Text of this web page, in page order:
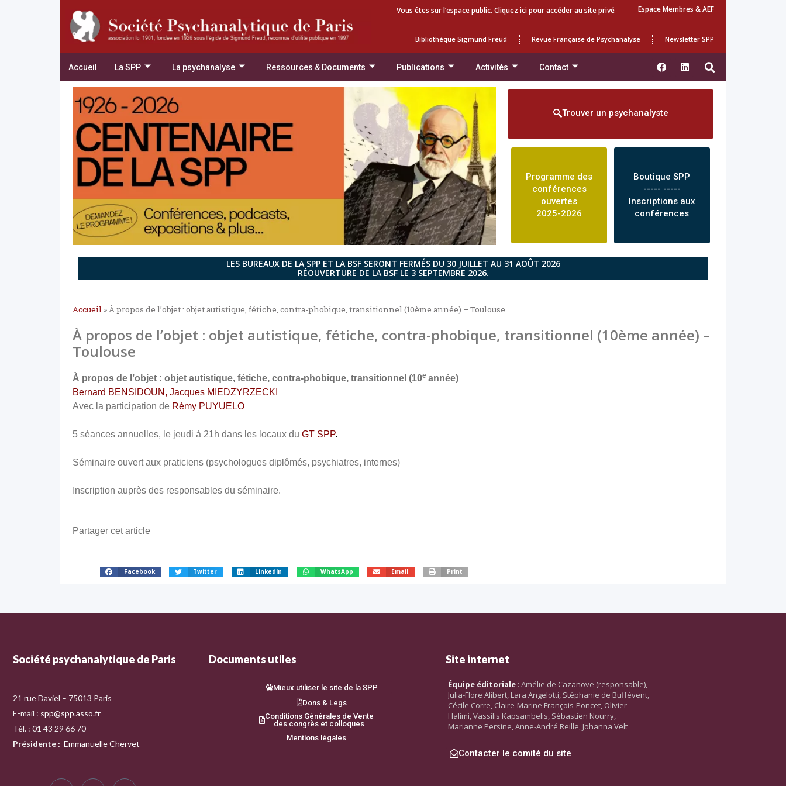
Vous êtes sur l’espace public. Cliquez ici pour accéder au site privé Espace Membres & AEF
Bibliothèque Sigmund Freud Revue Française de Psychanalyse Newsletter SPP
Accueil La SPP La psychanalyse Ressources & Documents Publications Activités Contact
Trouver un psychanalyste
Programme des
conférences
ouvertes
2025-2026
Boutique SPP
----- -----
Inscriptions aux
conférences
LES BUREAUX DE LA SPP ET LA BSF SERONT FERMÉS DU 30 JUILLET AU 31 AOÛT 2026
RÉOUVERTURE DE LA BSF LE 3 SEPTEMBRE 2026.
Accueil »À propos de l’objet : objet autistique, fétiche, contra-phobique, transitionnel (10ème année) – Toulouse
À propos de l’objet : objet autistique, fétiche, contra-phobique, transitionnel (10ème année) –
Toulouse
À propos de l’objet : objet autistique, fétiche, contra-phobique, transitionnel (10e année)
Bernard BENSIDOUN, Jacques MIEDZYRZECKI
Avec la participation de Rémy PUYUELO
5 séances annuelles, le jeudi à 21h dans les locaux du GT SPP.
Séminaire ouvert aux praticiens (psychologues diplômés, psychiatres, internes)
Inscription auprès des responsables du séminaire.
Partager cet article
Facebook Twitter LinkedIn WhatsApp Email Print
Société psychanalytique de Paris
21 rue Daviel – 75013 Paris
E-mail : spp@spp.asso.fr
Tél. : 01 43 29 66 70
Présidente : Emmanuelle Chervet
Documents utiles
Mieux utiliser le site de la SPP
Dons & Legs
Conditions Générales de Vente
des congrès et colloques
Mentions légales
Site internet
Équipe éditoriale : Amélie de Cazanove (responsable),
Julia-Flore Alibert, Lara Angelotti, Stéphanie de Buffévent,
Cécile Corre, Claire-Marine François-Poncet, Olivier
Halimi, Vassilis Kapsambelis, Sébastien Nourry,
Marianne Persine, Anne-André Reille, Johanna Velt
Contacter le comité du site